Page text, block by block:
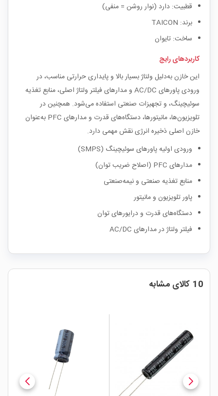
قطبیت: دارد (نوار روشن = منفی)
برند: TAICON
ساخت: تایوان
کاربردهای رایج
این خازن به‌دلیل ولتاژ بسیار بالا و پایداری حرارتی مناسب، در
ورودی پاورهای AC/DC و مدارهای فیلتر ولتاژ اصلی، منابع تغذیه
سوئیچینگ، و تجهیزات صنعتی استفاده می‌شود. همچنین در
تلویزیون‌ها، مانیتورها، دستگاه‌های قدرت و مدارهای PFC به‌عنوان
خازن اصلی ذخیره انرژی نقش مهمی دارد.
ورودی اولیه پاورهای سوئیچینگ (SMPS)
مدارهای PFC (اصلاح ضریب توان)
منابع تغذیه صنعتی و نیمه‌صنعتی
پاور تلویزیون و مانیتور
دستگاه‌های قدرت و درایورهای توان
فیلتر ولتاژ در مدارهای AC/DC
10 کالای مشابه